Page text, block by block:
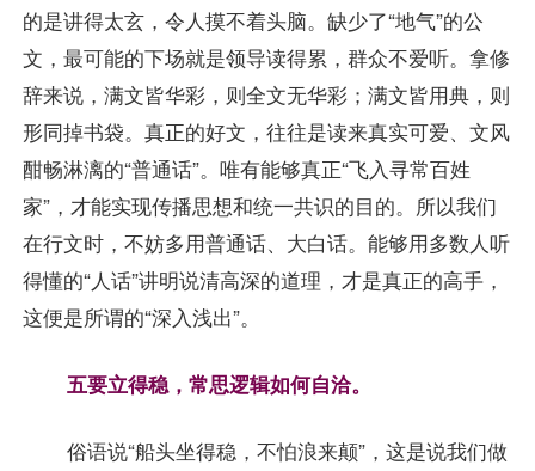
的是讲得太玄，令人摸不着头脑。缺少了“地气”的公
文，最可能的下场就是领导读得累，群众不爱听。拿修
辞来说，满文皆华彩，则全文无华彩；满文皆用典，则
形同掉书袋。真正的好文，往往是读来真实可爱、文风
酣畅淋漓的“普通话”。唯有能够真正“飞入寻常百姓
家”，才能实现传播思想和统一共识的目的。所以我们
在行文时，不妨多用普通话、大白话。能够用多数人听
得懂的“人话”讲明说清高深的道理，才是真正的高手，
这便是所谓的“深入浅出”。
五要立得稳，常思逻辑如何自洽。
俗语说“船头坐得稳，不怕浪来颠”，这是说我们做